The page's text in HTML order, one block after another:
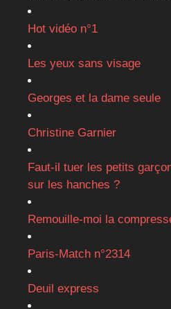
Hot vidéo n°1
Les yeux sans visage
Georges et la dame seule
Christine Garnier
Faut-il tuer les petits
sur les hanches ?
Remouille-moi la
Paris-Match n°2314
Deuil express